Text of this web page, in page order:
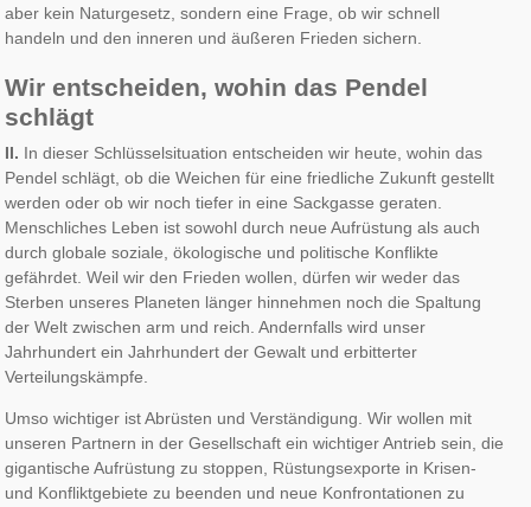
aber kein Naturgesetz, sondern eine Frage, ob wir schnell
handeln und den inneren und äußeren Frieden sichern.
Wir entscheiden, wohin das Pendel
schlägt
II. In dieser Schlüsselsituation entscheiden wir heute, wohin das
Pendel schlägt, ob die Weichen für eine friedliche Zukunft gestellt
werden oder ob wir noch tiefer in eine Sackgasse geraten.
Menschliches Leben ist sowohl durch neue Aufrüstung als auch
durch globale soziale, ökologische und politische Konflikte
gefährdet. Weil wir den Frieden wollen, dürfen wir weder das
Sterben unseres Planeten länger hinnehmen noch die Spaltung
der Welt zwischen arm und reich. Andernfalls wird unser
Jahrhundert ein Jahrhundert der Gewalt und erbitterter
Verteilungskämpfe.
Umso wichtiger ist Abrüsten und Verständigung. Wir wollen mit
unseren Partnern in der Gesellschaft ein wichtiger Antrieb sein, die
gigantische Aufrüstung zu stoppen, Rüstungsexporte in Krisen-
und Konfliktgebiete zu beenden und neue Konfrontationen zu